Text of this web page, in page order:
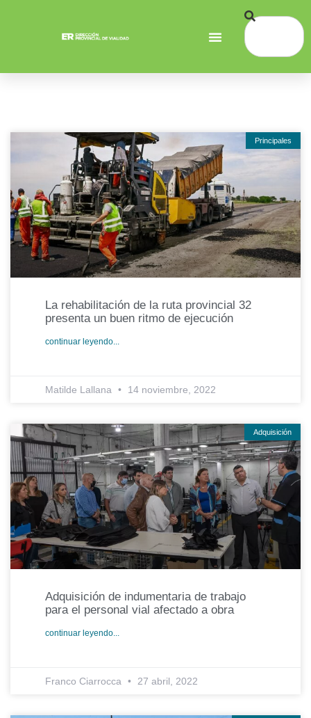
Principales
La rehabilitación de la ruta provincial 32
presenta un buen ritmo de ejecución
continuar leyendo...
Matilde Lallana 14 noviembre, 2022
Adquisición
Adquisición de indumentaria de trabajo
para el personal vial afectado a obra
continuar leyendo...
Franco Ciarrocca 27 abril, 2022